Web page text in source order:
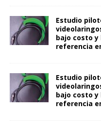
Estudio
bajo costo y
referencia
Estudio
bajo costo y
referencia